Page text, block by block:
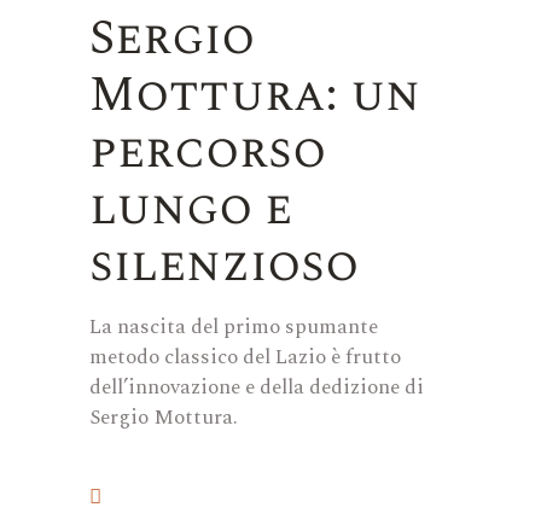
Sergio
Mottura: un
percorso
lungo e
silenzioso
La nascita del primo spumante
metodo classico del Lazio è frutto
dell’innovazione e della dedizione di
Sergio Mottura.